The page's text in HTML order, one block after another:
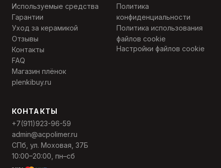
Используемые средства
Гарантии
Уход за керамикой
Отзывы
Контакты
FAQ
Магазин плёнок
plenkibuy.ru
Политика
конфиденциальности
Политика использования
файлов cookie
Настройки файлов cookie
КОНТАКТЫ
+7(911)923-96-59
admin@acpolimer.ru
СПб, ул. Моховая, 37Б
10:00–20:00, пн–сб